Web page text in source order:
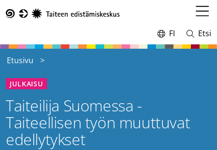
pääsisältöön
valikko
Vaihda
kieltä,
FI
Avaa
ja
Etsi
Etusivu
JULKAISU
Taiteilija Suomessa -
Taiteellisen työn muuttuvat
edellytykset